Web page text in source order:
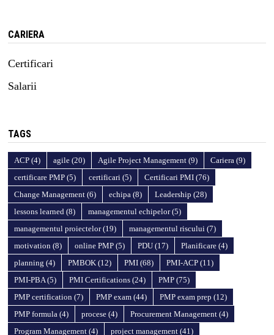
CARIERA
Certificari
Salarii
TAGS
ACP(4) agile(20) Agile Project Management(9) Cariera (9)
certificare PMP(5) certificari (5) Certificari PMI(76)
Change Management(6) echipa (8) Leadership (28)
lessons learned (8) managementul echipelor(5)
managementul proiectelor(19) managementul riscului (7)
motivation (8) online PMP(5) PDU(17) Planificare(4)
planning (4) PMBOK(12) PMI(68) PMI-ACP(11)
PMI-PBA(5) PMI Certifications(24) PMP(75)
PMP certification (7) PMP exam(44) PMP exam prep (12)
PMP formula (4) procese(4) Procurement Management(4)
Program Management(4) project management(41)